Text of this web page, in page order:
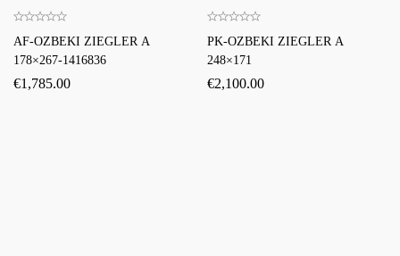
AF-OZBEKI ZIEGLER A
178×267-1416836
€1,785.00
PK-OZBEKI ZIEGLER A
248×171
€2,100.00